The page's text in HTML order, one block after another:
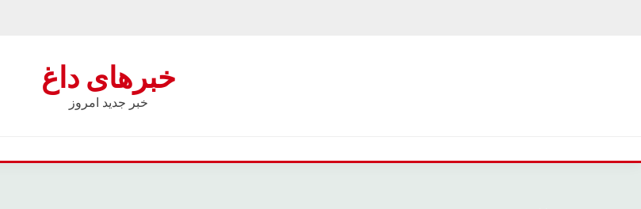
خبرهای داغ
خبر جدید امروز